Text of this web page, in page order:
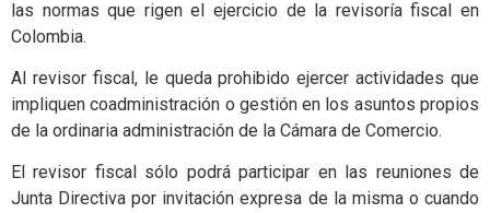
las normas que rigen el ejercicio de la revisoría fiscal en
Colombia.
Al revisor fiscal, le queda prohibido ejercer actividades que
impliquen coadministración o gestión en los asuntos propios
de la ordinaria administración de la Cámara de Comercio.
El revisor fiscal sólo podrá participar en las reuniones de
Junta Directiva por invitación expresa de la misma o cuando